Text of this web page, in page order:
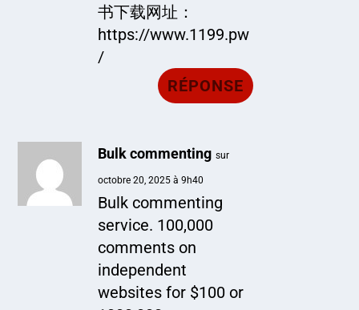
书下载网址：
https://www.1199.pw
/
RÉPONSE
Bulk commenting sur
octobre 20, 2025 à 9h40
Bulk commenting
service. 100,000
comments on
independent
websites for $100 or